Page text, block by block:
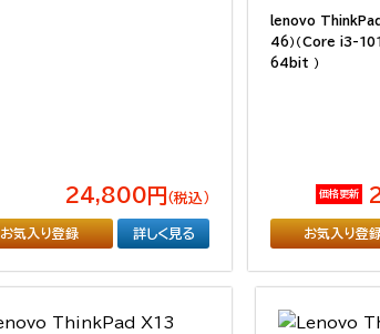
24,800円 （税込）
お気入り登録 詳しく見る
lenovo
46）（Core i3-
64bit ）
価格更新
お気入り登